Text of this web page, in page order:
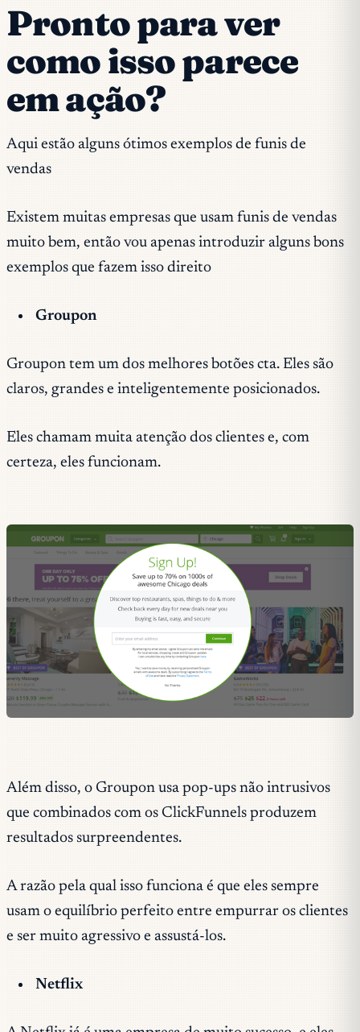
Pronto para ver
como isso parece
em ação?
Aqui estão alguns ótimos exemplos de funis de
vendas
Existem muitas empresas que usam funis de vendas
muito bem, então vou apenas introduzir alguns bons
exemplos que fazem isso direito
Groupon
Groupon tem um dos melhores botões cta. Eles são
claros, grandes e inteligentemente posicionados.
Eles chamam muita atenção dos clientes e, com
certeza, eles funcionam.
Além disso, o Groupon usa pop-ups não intrusivos
que combinados com os ClickFunnels produzem
resultados surpreendentes.
A razão pela qual isso funciona é que eles sempre
usam o equilíbrio perfeito entre empurrar os clientes
e ser muito agressivo e assustá-los.
Netflix